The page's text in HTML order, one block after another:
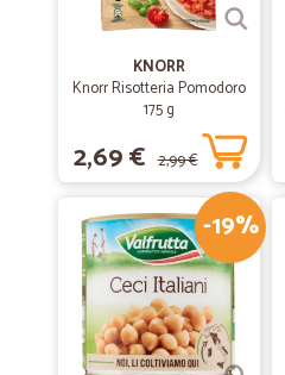
KNORR
Knorr Risotteria Pomodoro
175 g
2,69 € 2,99 €
-19%